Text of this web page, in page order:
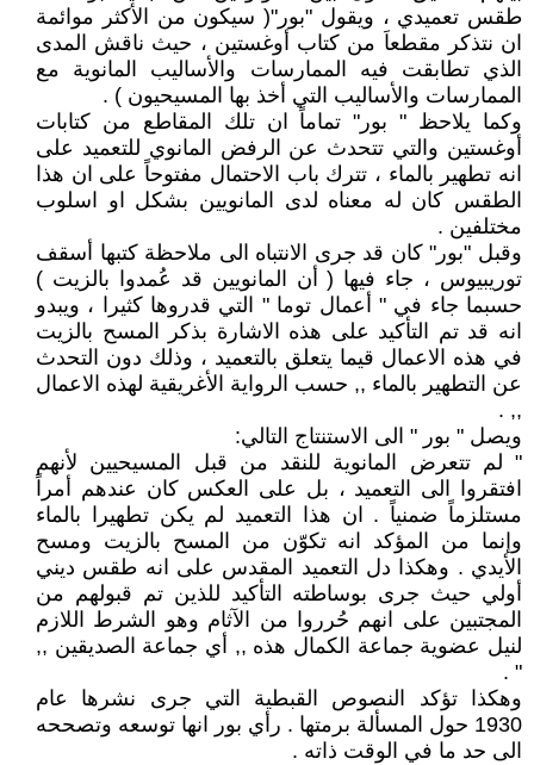
طقس تعميدي ، ويقول "بور"( سيكون من الأكثر موائمة
ان نتذكر مقطعاَ من كتاب أوغستين ، حيث ناقش المدى
الذي تطابقت فيه الممارسات والأساليب المانوية مع
الممارسات والأساليب التي أخذ بها المسيحيون ) .
وكما يلاحظ " بور" تماماً ان تلك المقاطع من كتابات
أوغستين والتي تتحدث عن الرفض المانوي للتعميد على
انه تطهير بالماء ، تترك باب الاحتمال مفتوحاً على ان هذا
الطقس كان له معناه لدى المانويين بشكل او اسلوب
مختلفين .
وقبل "بور" كان قد جرى الانتباه الى ملاحظة كتبها أسقف
توريبيوس ، جاء فيها ( أن المانويين قد عُمدوا بالزيت )
حسبما جاء في " أعمال توما " التي قدروها كثيرا ، ويبدو
انه قد تم التأكيد على هذه الاشارة بذكر المسح بالزيت
في هذه الاعمال قيما يتعلق بالتعميد ، وذلك دون التحدث
عن التطهير بالماء ,, حسب الرواية الأغريقية لهذه الاعمال
,, .
ويصل " بور " الى الاستنتاج التالي:
" لم تتعرض المانوية للنقد من قبل المسيحيين لأنهم
افتقروا الى التعميد ، بل على العكس كان عندهم أمراً
مستلزماً ضمنياً . ان هذا التعميد لم يكن تطهيرا بالماء
وإنما من المؤكد انه تكوّن من المسح بالزيت ومسح
الأيدي . وهكذا دل التعميد المقدس على انه طقس ديني
أولي حيث جرى بوساطته التأكيد للذين تم قبولهم من
المجتبين على انهم حُرروا من الآثام وهو الشرط اللازم
لنيل عضوية جماعة الكمال هذه ,, أي جماعة الصديقين ,,
" .
وهكذا تؤكد النصوص القبطية التي جرى نشرها عام
1930 حول المسألة برمتها . رأي بور انها توسعه وتصححه
الى حد ما في الوقت ذاته .